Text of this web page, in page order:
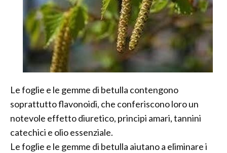
Le foglie e le gemme di betulla contengono
soprattutto flavonoidi, che conferiscono loro un
notevole effetto diuretico, principi amari, tannini
catechici e olio essenziale.
Le foglie e le gemme di betulla aiutano a eliminare i